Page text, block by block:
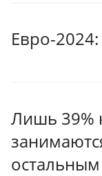
Евро-
Лишь 39%
остальным